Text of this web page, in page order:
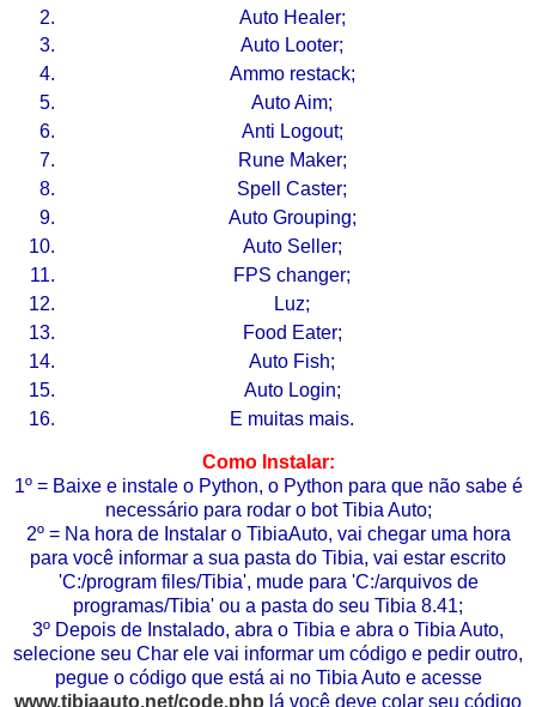
Auto Healer;
Auto Looter;
Ammo restack;
Auto Aim;
Anti Logout;
Rune Maker;
Spell Caster;
Auto Grouping;
Auto Seller;
FPS changer;
Luz;
Food Eater;
Auto Fish;
Auto Login;
E muitas mais.
Como Instalar:
1º = Baixe e instale o Python, o Python para que não sabe é
necessário para rodar o bot Tibia Auto;
2º = Na hora de Instalar o TibiaAuto, vai chegar uma hora
para você informar a sua pasta do Tibia, vai estar escrito
'C:/program files/Tibia', mude para 'C:/arquivos de
programas/Tibia' ou a pasta do seu Tibia 8.41;
3º Depois de Instalado, abra o Tibia e abra o Tibia Auto,
selecione seu Char ele vai informar um código e pedir outro,
pegue o código que está ai no Tibia Auto e acesse
www.tibiaauto.net/code.php lá você deve colar seu código